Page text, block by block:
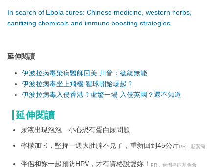
In search of Ebola cures: Chinese medicine, western herbs,
sanitizing chemicals and immune boosting strategies
延伸閱讀
伊波拉病毒染病醫師回美 川普：總統無能
伊波拉病毒坐上飛機 猩球開始崛起？
伊波拉病毒入侵香港？虛驚一場 入侵英國？還不知道
延伸閱讀
尿液出現泡泡 小心恐有蛋白尿問題
檸檬加它，堅持一週大肚腩不見了，重新回到45公斤PR．新素簡
伴侶和妳一起預防HPV，才有資格說愛妳！ PR．台灣癌症基金會